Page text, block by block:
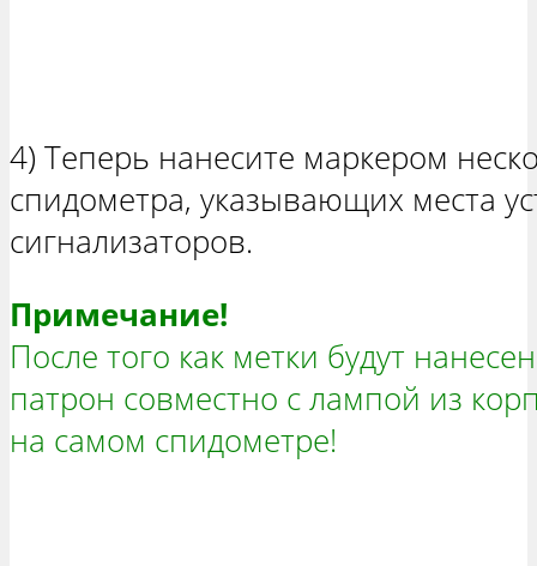
4) Теперь нанесите маркером
спидометра, указывающих места
сигнализаторов.
Примечание!
После того как метки будут
патрон совместно с лампой из
на самом спидометре!